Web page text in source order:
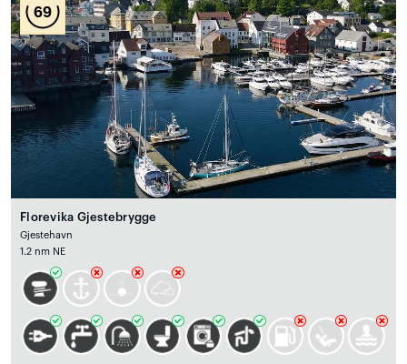
69
Florevika Gjestebrygge
Gjestehavn
1.2 nm NE